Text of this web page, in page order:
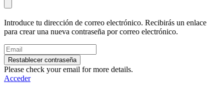
Introduce tu dirección de correo electrónico. Recibirás un enlace
para crear una nueva contraseña por correo electrónico.
Restablecer contraseña
Please check your email for more details.
Acceder